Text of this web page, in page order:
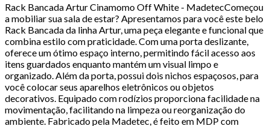
Rack Bancada Artur Cinamomo Off White - MadetecComeçou
a mobiliar sua sala de estar? Apresentamos para você este belo
Rack Bancada da linha Artur, uma peça elegante e funcional que
combina estilo com praticidade. Com uma porta deslizante,
oferece um ótimo espaço interno, permitindo fácil acesso aos
itens guardados enquanto mantém um visual limpo e
organizado. Além da porta, possui dois nichos espaçosos, para
você colocar seus aparelhos eletrônicos ou objetos
decorativos. Equipado com rodízios proporciona facilidade na
movimentação, facilitando na limpeza ou reorganização do
ambiente. Fabricado pela Madetec, é feito em MDP com